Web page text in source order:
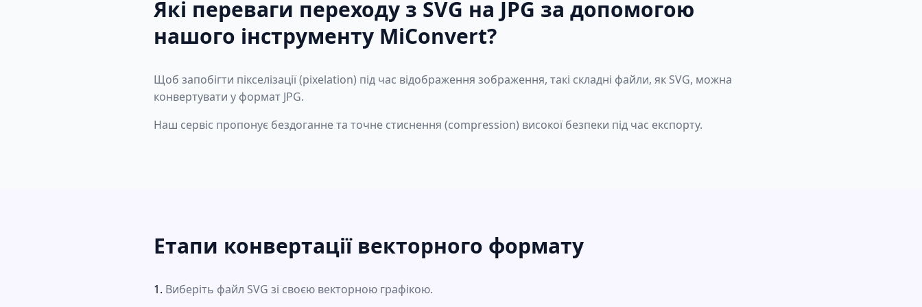
Які переваги переходу з SVG на JPG за допомогою
нашого інструменту MiConvert?
Щоб запобігти пікселізації (pixelation) під час відображення зображення, такі складні файли, як SVG, можна
конвертувати у формат JPG.
Наш сервіс пропонує бездоганне та точне стиснення (compression) високої безпеки під час експорту.
Етапи конвертації векторного формату
Виберіть файл SVG зі своєю векторною графікою.